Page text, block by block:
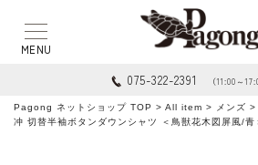
075-322-2391 （11:00～
Pagong ネットショップ TOP > All item > メンズ >
冲 切替半袖ボタンダウンシャツ ＜鳥獣花木図屏風/青